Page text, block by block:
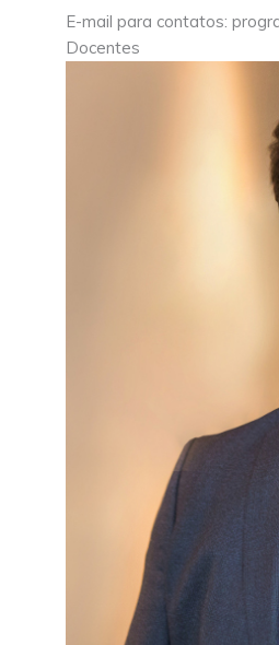
E-mail para contatos:
Docentes